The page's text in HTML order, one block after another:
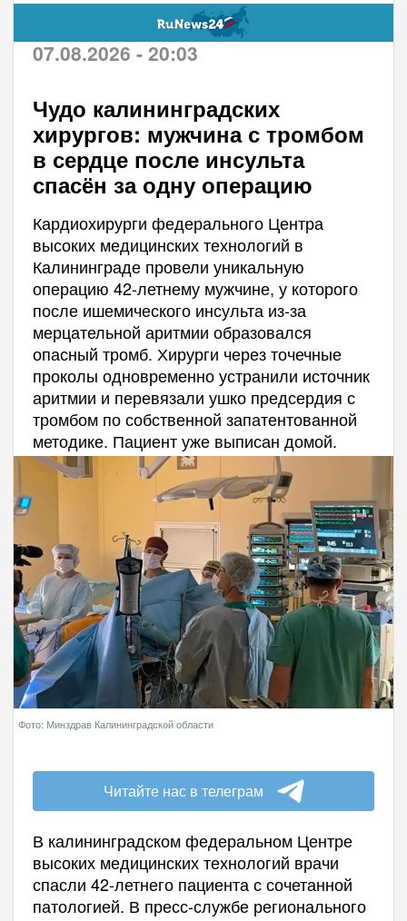
07.08.2026 - 20:03
Чудо калининградских
хирургов: мужчина с тромбом
в сердце после инсульта
спасён за одну операцию
Кардиохирурги федерального Центра
высоких медицинских технологий в
Калининграде провели уникальную
операцию 42-летнему мужчине, у которого
после ишемического инсульта из-за
мерцательной аритмии образовался
опасный тромб. Хирурги через точечные
проколы одновременно устранили источник
аритмии и перевязали ушко предсердия с
тромбом по собственной запатентованной
методике. Пациент уже выписан домой.
Фото: Минздрав Калининградской области
Читайте нас в телеграм
В калининградском федеральном Центре
высоких медицинских технологий врачи
спасли 42-летнего пациента с сочетанной
патологией. В пресс-службе регионального